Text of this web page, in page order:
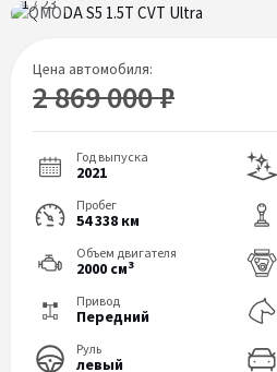
Цена автомобиля:
2 869 000 ₽
Год выпуска
2021
Пробег
54 338 км
Объем двигателя
2000 см3
Привод
Передний
Руль
левый